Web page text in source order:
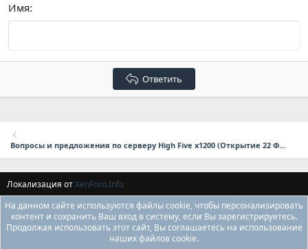
Имя
Ответить
Вопросы и предложения по серверу High Five x1200 (Открытие 22 Февраля в 17:00 мск.)
Локализация отXenForo.Info
На данном сайте используются файлы cookie, чтобы персонализировать
контент и сохранить Ваш вход в систему, если Вы зарегистрируетесь.
Продолжая использовать этот сайт, Вы соглашаетесь на использование
наших файлов cookie.